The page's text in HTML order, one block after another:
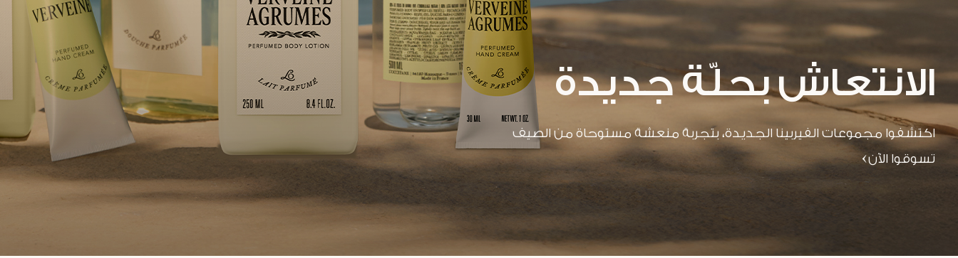
الانتعاش بحلّة جديدة
اكتشفوا مجموعات الفيربينا الجديدة، بتجربة منعشة مستوحاة من الصيف
تسوقوا الآن